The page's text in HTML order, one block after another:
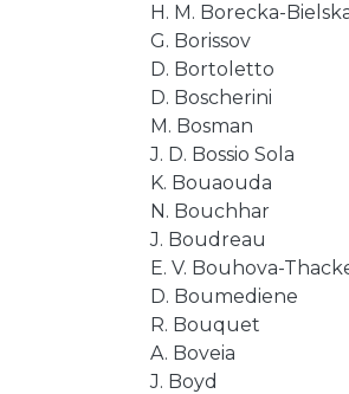
H. M. Borecka-
G. Borissov
D. Bortoletto
D. Boscherini
M. Bosman
J. D. Bossio Sola
K. Bouaouda
N. Bouchhar
J. Boudreau
E. V. Bouhova-
D. Boumediene
R. Bouquet
A. Boveia
J. Boyd